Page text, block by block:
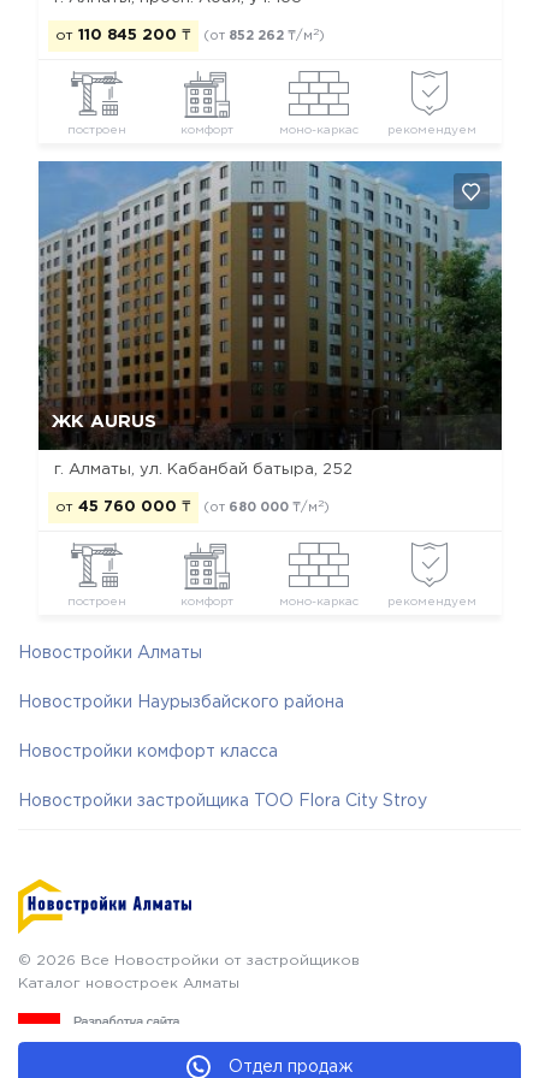
Отдел продаж
от 110 845 200 ₸ (от 852 262 ₸/м 2)
построен комфорт моно-каркас рекомендуем
ЖК AURUS
г. Алматы, ул. Кабанбай батыра, 252
от 45 760 000 ₸ (от 680 000 ₸/м 2)
построен комфорт моно-каркас рекомендуем
Да, удалить
Новостройки Алматы
Новостройки Наурызбайского района
Новостройки комфорт класса
Новостройки застройщика ТОО Flora City Stroy
© 2026 Все Новостройки от застройщиков
Каталог новостроек Алматы